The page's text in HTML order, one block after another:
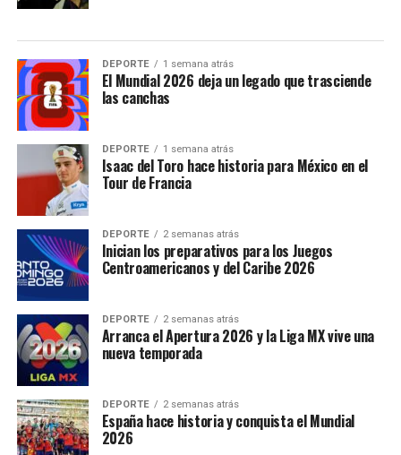
DEPORTE 1 semana atrás
El Mundial 2026 deja un legado que trasciende
las canchas
DEPORTE 1 semana atrás
Isaac del Toro hace historia para México en el
Tour de Francia
DEPORTE 2 semanas atrás
Inician los preparativos para los Juegos
Centroamericanos y del Caribe 2026
DEPORTE 2 semanas atrás
Arranca el Apertura 2026 y la Liga MX vive una
nueva temporada
DEPORTE 2 semanas atrás
España hace historia y conquista el Mundial
2026